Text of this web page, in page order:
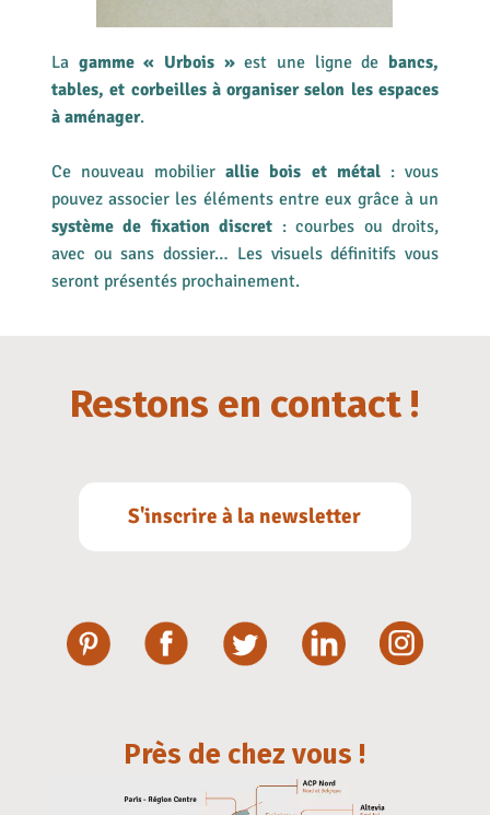
La gamme « Urbois »est une ligne de bancs,
tables, et corbeilles à organiser selon les espaces
à aménager.
Ce nouveau mobilierallie bois et métal: vous
pouvez associer les éléments entre eux grâce à un
système de fixation discret : courbes ou droits,
avec ou sans dossier… Les visuels définitifs vous
seront présentés prochainement.
Restons en contact !
S'inscrire à la newsletter
Près de chez vous !